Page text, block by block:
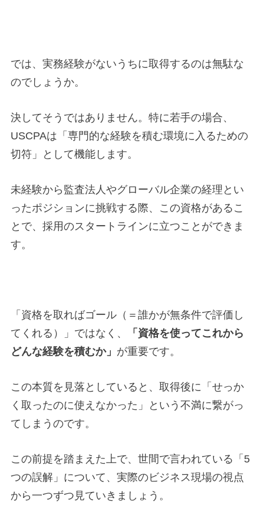
では、実務経験がないうちに取得するのは無駄な
のでしょうか。
決してそうではありません。特に若手の場合、
USCPAは「専門的な経験を積む環境に入るための
切符」として機能します。
未経験から監査法人やグローバル企業の経理とい
ったポジションに挑戦する際、この資格があるこ
とで、採用のスタートラインに立つことができま
す。
「資格を取ればゴール（＝誰かが無条件で評価し
てくれる）」ではなく、
「資格を使ってこれから
どんな経験を積むか」 が重要です。
この本質を見落としていると、取得後に「せっか
く取ったのに使えなかった」という不満に繋がっ
てしまうのです。
この前提を踏まえた上で、世間で言われている「5
つの誤解」について、実際のビジネス現場の視点
から一つずつ見ていきましょう。